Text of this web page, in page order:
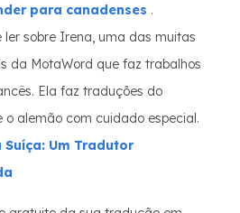
para canadenses .
ler sobre Irena, uma das muitas
da MotaWord que faz trabalhos
Ela faz traduções do
o alemão com cuidado especial.
Um Tradutor